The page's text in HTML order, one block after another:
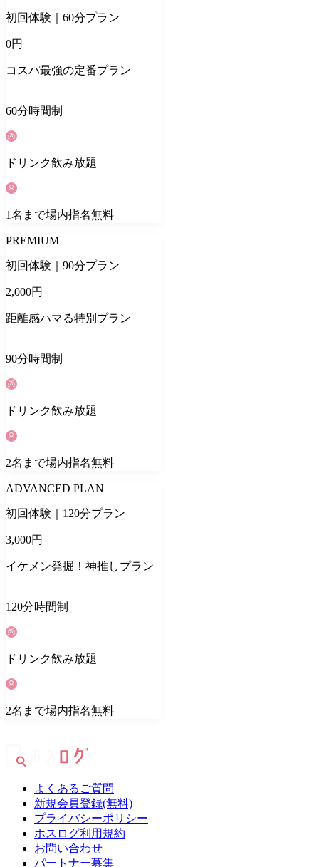
初回体験｜60分プラン
0円
コスパ最強の定番プラン
60分時間制
ドリンク飲み放題
1名 まで場内指名無料
PREMIUM
初回体験｜90分プラン
2,000円
距離感ハマる特別プラン
90分時間制
ドリンク飲み放題
2名 まで場内指名無料
ADVANCED PLAN
初回体験｜120分プラン
3,000円
イケメン発掘！神推しプラン
120分時間制
ドリンク飲み放題
2名 まで場内指名無料
よくあるご質問
新規会員登録(無料)
プライバシーポリシー
ホスログ利用規約
お問い合わせ
パートナー募集